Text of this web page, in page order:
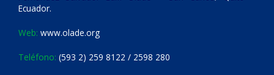
Ecuador.
Web: www.olade.org
Teléfono: (593 2) 259 8122 / 2598 280